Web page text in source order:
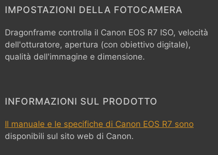
IMPOSTAZIONI DELLA FOTOCAMERA
Dragonframe controlla il Canon EOS R7 ISO, velocità
dell'otturatore, apertura (con obiettivo digitale),
qualità dell'immagine e dimensione.
INFORMAZIONI SUL PRODOTTO
Il manuale e le specifiche di Canon EOS R7 sono
disponibili sul sito web di Canon.